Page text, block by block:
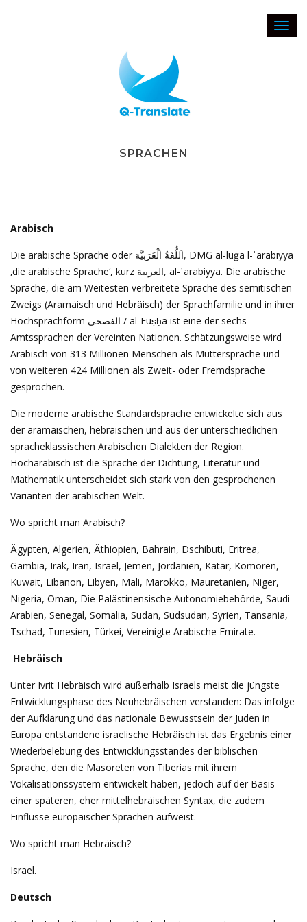
SPRACHEN
Arabisch
Die arabische Sprache oder اَللُّغَةُ اَلْعَرَبِيَّة, DMG al-luġa l-ʿarabiyya
‚die arabische Sprache‘, kurz العربية, al-ʿarabiyya. Die arabische
Sprache, die am Weitesten verbreitete Sprache des semitischen
Zweigs (Aramäisch und Hebräisch) der Sprachfamilie und in ihrer
Hochsprachform الفصحى / al-Fuṣḥā ist eine der sechs
Amtssprachen der Vereinten Nationen. Schätzungsweise wird
Arabisch von 313 Millionen Menschen als Muttersprache und
von weiteren 424 Millionen als Zweit- oder Fremdsprache
gesprochen.
Die moderne arabische Standardsprache entwickelte sich aus
der aramäischen, hebräischen und aus der unterschiedlichen
spracheklassischen Arabischen Dialekten der Region.
Hocharabisch ist die Sprache der Dichtung, Literatur und
Mathematik unterscheidet sich stark von den gesprochenen
Varianten der arabischen Welt.
Wo spricht man Arabisch?
Ägypten, Algerien, Äthiopien, Bahrain, Dschibuti, Eritrea,
Gambia, Irak, Iran, Israel, Jemen, Jordanien, Katar, Komoren,
Kuwait, Libanon, Libyen, Mali, Marokko, Mauretanien, Niger,
Nigeria, Oman, Die Palästinensische Autonomiebehörde, Saudi-
Arabien, Senegal, Somalia, Sudan, Südsudan, Syrien, Tansania,
Tschad, Tunesien, Türkei, Vereinigte Arabische Emirate.
Hebräisch
Unter Ivrit Hebräisch wird außerhalb Israels meist die jüngste
Entwicklungsphase des Neuhebräischen verstanden: Das infolge
der Aufklärung und das nationale Bewusstsein der Juden in
Europa entstandene israelische Hebräisch ist das Ergebnis einer
Wiederbelebung des Entwicklungsstandes der biblischen
Sprache, den die Masoreten von Tiberias mit ihrem
Vokalisationssystem entwickelt haben, jedoch auf der Basis
einer späteren, eher mittelhebräischen Syntax, die zudem
Einflüsse europäischer Sprachen aufweist.
Wo spricht man Hebräisch?
Israel.
Deutsch